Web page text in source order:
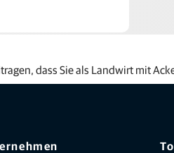
dass Sie als Landwirt mit